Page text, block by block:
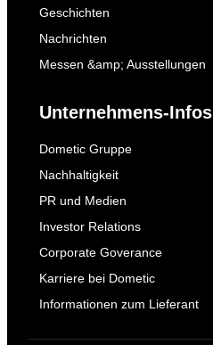
Geschichten
Nachrichten
Messen &amp; Ausstellungen
Unternehmens-Infos
Dometic Gruppe
Nachhaltigkeit
PR und Medien
Investor Relations
Corporate Goverance
Karriere bei Dometic
Informationen zum Lieferant